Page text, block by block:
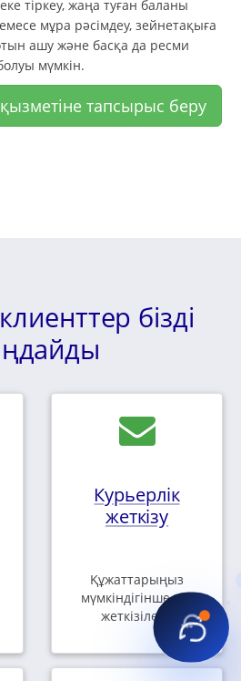
тіркеу, жаңа туған баланы
мұра рәсімдеу, зейнетақыға
ашу және басқа да ресми
мүмкін.
тапсырыс беру
бізді
Курьерлік
жеткізу
Құжаттарыңыз
мүмкіндігінше тез
жеткізіледі.